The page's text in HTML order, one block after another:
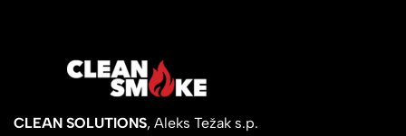
CLEAN SOLUTIONS, Aleks Težak s.p.